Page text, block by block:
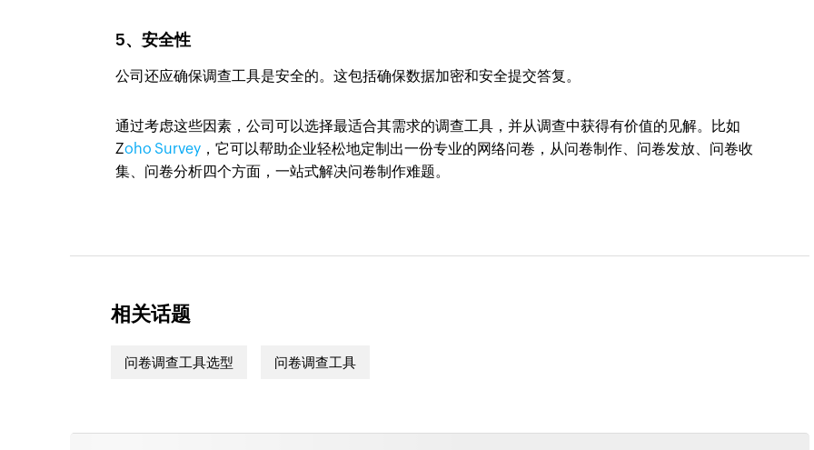
5、安全性
公司还应确保调查工具是安全的。这包括确保数据加密和安全提交答复。
通过考虑这些因素，公司可以选择最适合其需求的调查工具，并从调查中获得有价值的见解。比如
Zoho Survey ，它可以帮助企业轻松地定制出一份专业的网络问卷，从问卷制作、问卷发放、问卷收
集、问卷分析四个方面，一站式解决问卷制作难题。
相关话题
问卷调查工具选型 问卷调查工具